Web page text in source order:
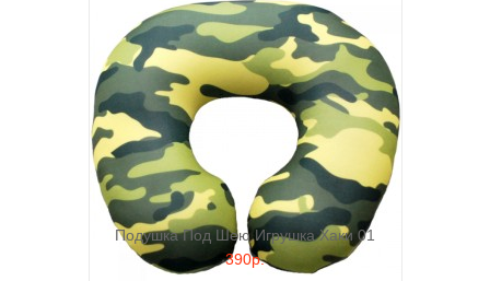
Подушка Под Шею Игрушка Хаки 01
390р.